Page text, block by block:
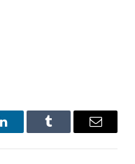
LinkedInTumblr Email